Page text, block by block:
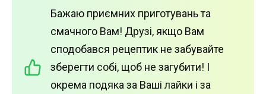
Бажаю приємних приготувань та
смачного Вам! Друзі, якщо Вам
сподобався рецептик не забувайте
зберегти собі, щоб не загубити! І
окрема подяка за Ваші лайки і за